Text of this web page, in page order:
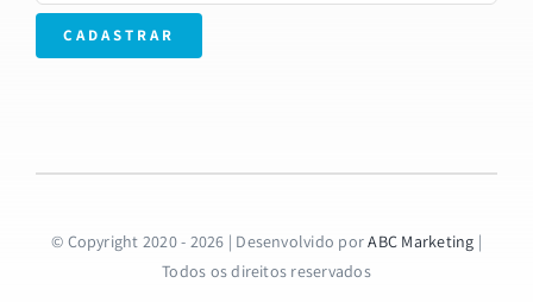
CADASTRAR
© Copyright 2020 - 2026 | Desenvolvido porABC Marketing |
Todos os direitos reservados